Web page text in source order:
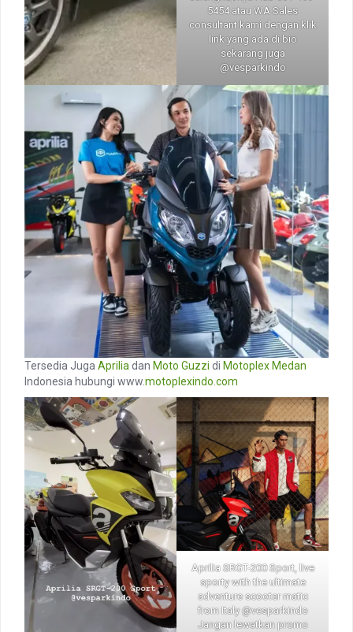
5454 atau WA Sales
consultant kami dengan klik
link yang ada di bio
sekarang juga
@vesparkindo
Tersedia Juga Aprilia dan Moto Guzzi di Motoplex Medan
Indonesia hubungi www.motoplexindo.com
Aprilia SRGT-200 Sport, live
sporty with the ultimate
adventure scooter matic
from Italy @vesparkindo
Jangan lewatkan promo